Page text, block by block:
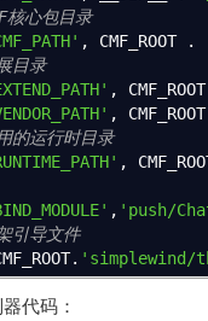
心包目录
, CMF_ROOT .
目录
, CMF_ROOT
, CMF_ROOT
运行时目录
,
, 'push/
引导文件
. 'simplewind/
代码：